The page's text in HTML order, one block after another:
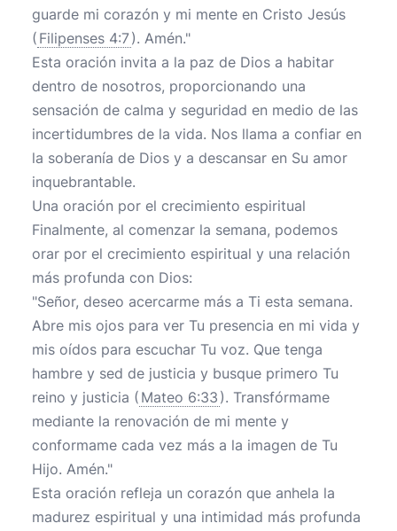
guarde mi corazón y mi mente en Cristo Jesús
( Filipenses 4:7). Amén."
Esta oración invita a la paz de Dios a habitar
dentro de nosotros, proporcionando una
sensación de calma y seguridad en medio de las
incertidumbres de la vida. Nos llama a confiar en
la soberanía de Dios y a descansar en Su amor
inquebrantable.
Una oración por el crecimiento espiritual
Finalmente, al comenzar la semana, podemos
orar por el crecimiento espiritual y una relación
más profunda con Dios:
"Señor, deseo acercarme más a Ti esta semana.
Abre mis ojos para ver Tu presencia en mi vida y
mis oídos para escuchar Tu voz. Que tenga
hambre y sed de justicia y busque primero Tu
reino y justicia ( Mateo 6:33 ). Transfórmame
mediante la renovación de mi mente y
conformame cada vez más a la imagen de Tu
Hijo. Amén."
Esta oración refleja un corazón que anhela la
madurez espiritual y una intimidad más profunda